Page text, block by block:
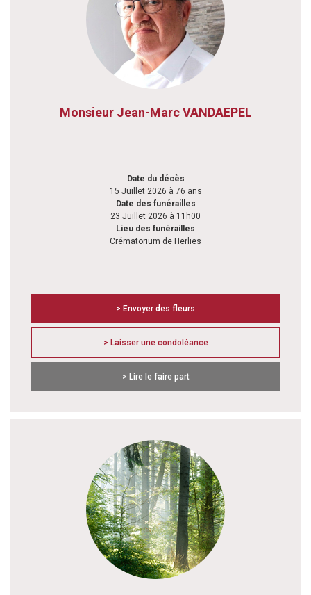
Monsieur Jean-Marc VANDAEPEL
Date du décès
15 Juillet 2026 à 76 ans
Date des funérailles
23 Juillet 2026 à 11h00
Lieu des funérailles
Crématorium de Herlies
> Envoyer des fleurs
> Laisser une condoléance
> Lire le faire part